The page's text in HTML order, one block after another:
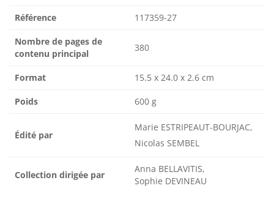
Référence 117359-27
Nombre de pages de
contenu principal
380
Format 15.5 x 24.0 x 2.6 cm
Poids 600 g
Édité par
Marie ESTRIPEAUT-BOURJAC,
Nicolas SEMBEL
Collection dirigée par
Anna BELLAVITIS,
Sophie DEVINEAU